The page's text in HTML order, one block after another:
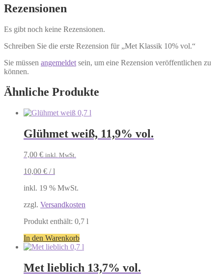
Rezensionen
Es gibt noch keine Rezensionen.
Schreiben Sie die erste Rezension für „Met Klassik 10% vol.“
Sie müssen angemeldet sein, um eine Rezension veröffentlichen zu
können.
Ähnliche Produkte
Glühmet weiß, 11,9% vol.
7,00 € inkl. MwSt.
10,00 € /l
inkl. 19 % MwSt.
zzgl. Versandkosten
Produkt enthält: 0,7 l
In den Warenkorb
Met lieblich 13,7% vol.